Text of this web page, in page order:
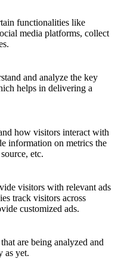
functionalities like
media platforms, collect
and analyze the key
helps in delivering a
how visitors interact with
information on metrics the
etc.
visitors with relevant ads
track visitors across
customized ads.
are being analyzed and
as yet.